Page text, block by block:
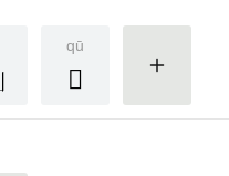
qū
𠙴 更多